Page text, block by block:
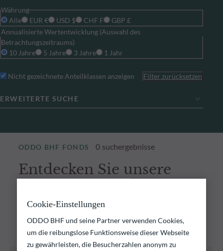
Währung
Alle
EUR € USD $ CHF F
GBP £
Annualisierte Wertentwicklung (Auswahl des
Betrachtungszeitraums)
10 Jahre
5 Jahre 3 Jahre 1 Jahr
Nicht gezeichnete Anteilklassen anzeigen Filter zurücksetzen
ERWEITERTE SUCHE
ODDO BHF FONDS 0 suchergebnisse
Entdecken Sie unsere
Fonds, die Ihren Anlagezielen entsprechen
Cookie-Einstellungen
ODDO BHF und seine Partner verwenden Cookies,
um die reibungslose Funktionsweise dieser Webseite
zu gewährleisten, die Besucherzahlen anonym zu